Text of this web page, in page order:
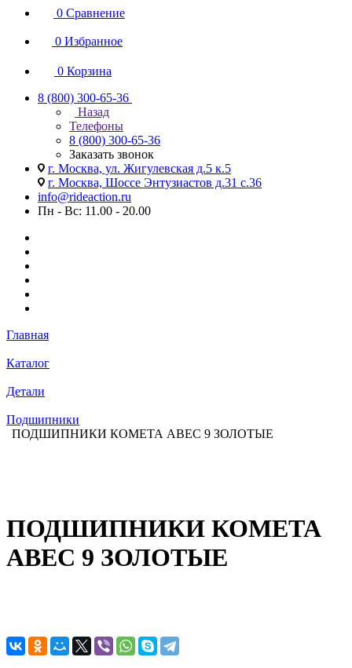
0 Сравнение
0 Избранное
0 Корзина
8 (800) 300-65-36
Назад
Телефоны
8 (800) 300-65-36
Заказать звонок
г. Москва, ул. Жигулевская д.5 к.5
г. Москва, Шоссе Энтузиастов д.31 с.36
info@rideaction.ru
Пн - Вс: 11.00 - 20.00
Главная
Каталог
Детали
Подшипники
ПОДШИПНИКИ КОМЕТА ABEC 9 ЗОЛОТЫЕ
ПОДШИПНИКИ КОМЕТА
ABEC 9 ЗОЛОТЫЕ